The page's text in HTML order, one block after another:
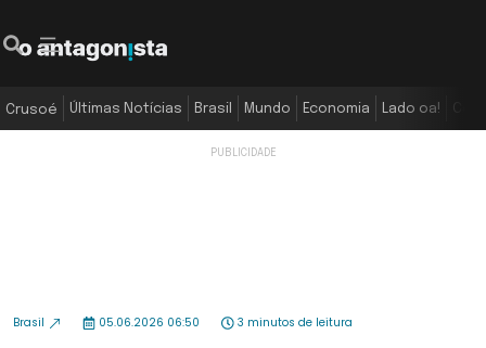
Crusoé Últimas Notícias Brasil Mundo Economia Lado oa!
Brasil 05.06.2026 06:50 3 minutos de leitura